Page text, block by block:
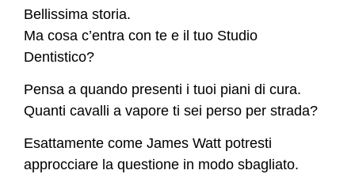
Bellissima storia.
Ma cosa c’entra con te e il tuo Studio
Dentistico?
Pensa a quando presenti i tuoi piani di cura.
Quanti cavalli a vapore ti sei perso per strada?
Esattamente come James Watt potresti
approcciare la questione in modo sbagliato.